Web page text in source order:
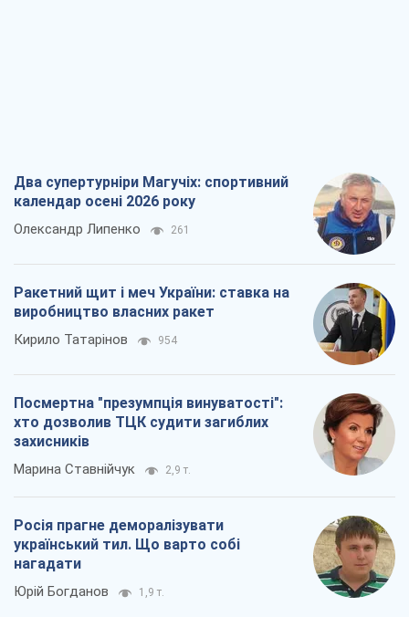
Два супертурніри Магучіх: спортивний
календар осені 2026 року
Олександр Липенко 261
Ракетний щит і меч України: ставка на
виробництво власних ракет
Кирило Татарінов 954
Посмертна "презумпція винуватості":
хто дозволив ТЦК судити загиблих
захисників
Марина Ставнійчук 2,9 т.
Росія прагне деморалізувати
український тил. Що варто собі
нагадати
Юрій Богданов 1,9 т.